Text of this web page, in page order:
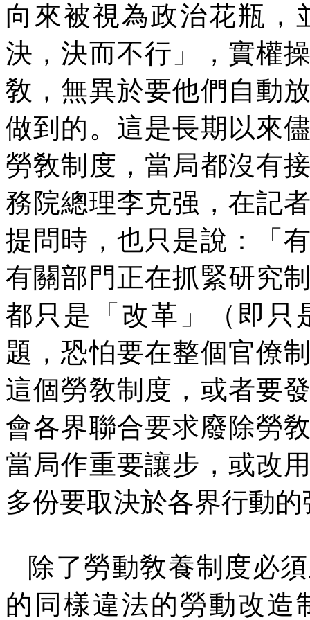
向來被視為政治花瓶，
決，決而不行」，實權
敎，無異於要他們自動
做到的。這是長期以來
勞敎制度，當局都沒有
務院總理李克强，在記
提問時，也只是說：「
有關部門正在抓緊研究
都只是「改革」（即只
題，恐怕要在整個官僚
這個勞敎制度，或者要
會各界聯合要求廢除勞
當局作重要讓步，或改
多份要取決於各界行動
除了勞動敎養制度必
的同樣違法的勞動改造